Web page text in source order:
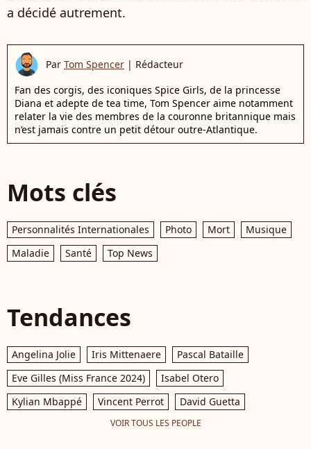
a décidé autrement.
Par Tom Spencer | Rédacteur
Fan des corgis, des iconiques Spice Girls, de la princesse
Diana et adepte de tea time, Tom Spencer aime notamment
relater la vie des membres de la couronne britannique mais
n’est jamais contre un petit détour outre-Atlantique.
Mots clés
Personnalités Internationales Photo Mort
Musique
Maladie
Santé Top News
Tendances
Angelina Jolie Iris Mittenaere
Pascal Bataille
Eve Gilles (Miss France 2024)
Isabel Otero
Kylian Mbappé
Vincent Perrot David Guetta
VOIR TOUS LES PEOPLE